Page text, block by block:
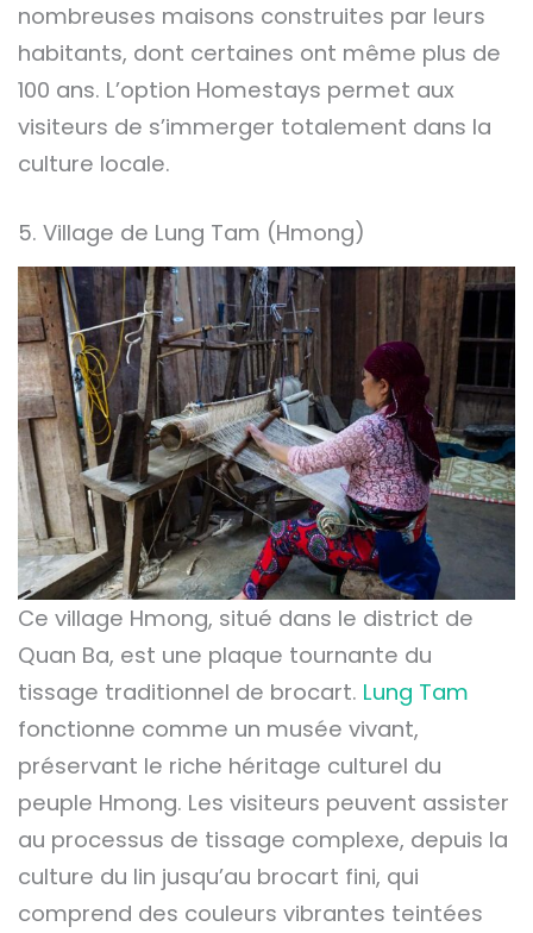
nombreuses maisons construites par leurs
habitants, dont certaines ont même plus de
100 ans. L’option Homestays permet aux
visiteurs de s’immerger totalement dans la
culture locale.
5. Village de Lung Tam (Hmong)
Ce village Hmong, situé dans le district de
Quan Ba, est une plaque tournante du
tissage traditionnel de brocart. Lung Tam
fonctionne comme un musée vivant,
préservant le riche héritage culturel du
peuple Hmong. Les visiteurs peuvent assister
au processus de tissage complexe, depuis la
culture du lin jusqu’au brocart fini, qui
comprend des couleurs vibrantes teintées